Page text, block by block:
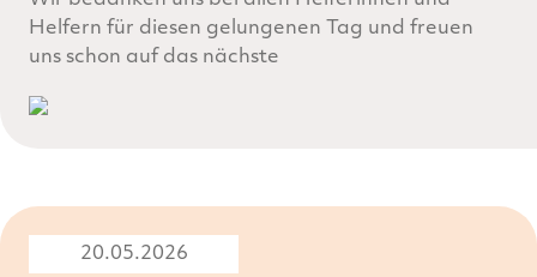
Helfern für diesen gelungenen Tag und freuen
uns schon auf das nächste
20.05.2026